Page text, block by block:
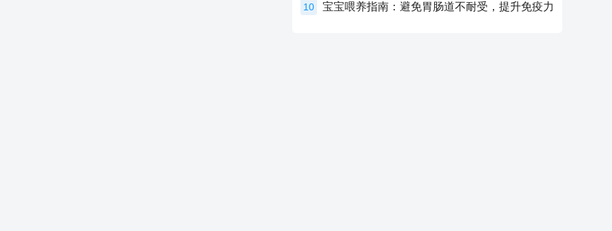
10 宝宝喂养指南：避免胃肠道不耐受，提升免疫力